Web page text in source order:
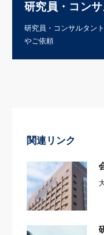
研究員・コン
研究員・コンサルタン
やご依頼
関連リンク